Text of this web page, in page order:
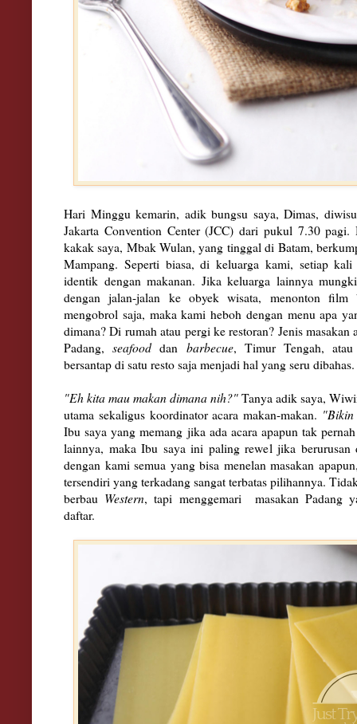
Hari Minggu kemarin, adik bungsu saya, Dimas,
Jakarta Convention Center (JCC) dari pukul 7.30
kakak saya, Mbak Wulan, yang tinggal di Batam,
Mampang. Seperti biasa, di keluarga kami, setiap
identik dengan makanan. Jika keluarga lainnya
dengan jalan-jalan ke obyek wisata, menonton film
mengobrol saja, maka kami heboh dengan menu apa
dimana? Di rumah atau pergi ke restoran? Jenis masakan
Padang,seafooddan barbecue, Timur Tengah, atau
bersantap di satu resto saja menjadi hal yang seru
"Eh kita mau makan dimana nih?"Tanya adik saya,
utama sekaligus koordinator acara makan-makan.
Ibu saya yang memang jika ada acara apapun tak
lainnya, maka Ibu saya ini paling rewel jika berurusan
dengan kami semua yang bisa menelan masakan
tersendiri yang terkadang sangat terbatas pilihannya.
berbau Western, tapi menggemari masakan Padang
daftar.